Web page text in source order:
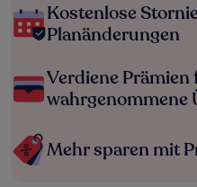
Kostenlose
Planänderungen
Verdiene Prämien
wahrgenommene
Mehr sparen mit